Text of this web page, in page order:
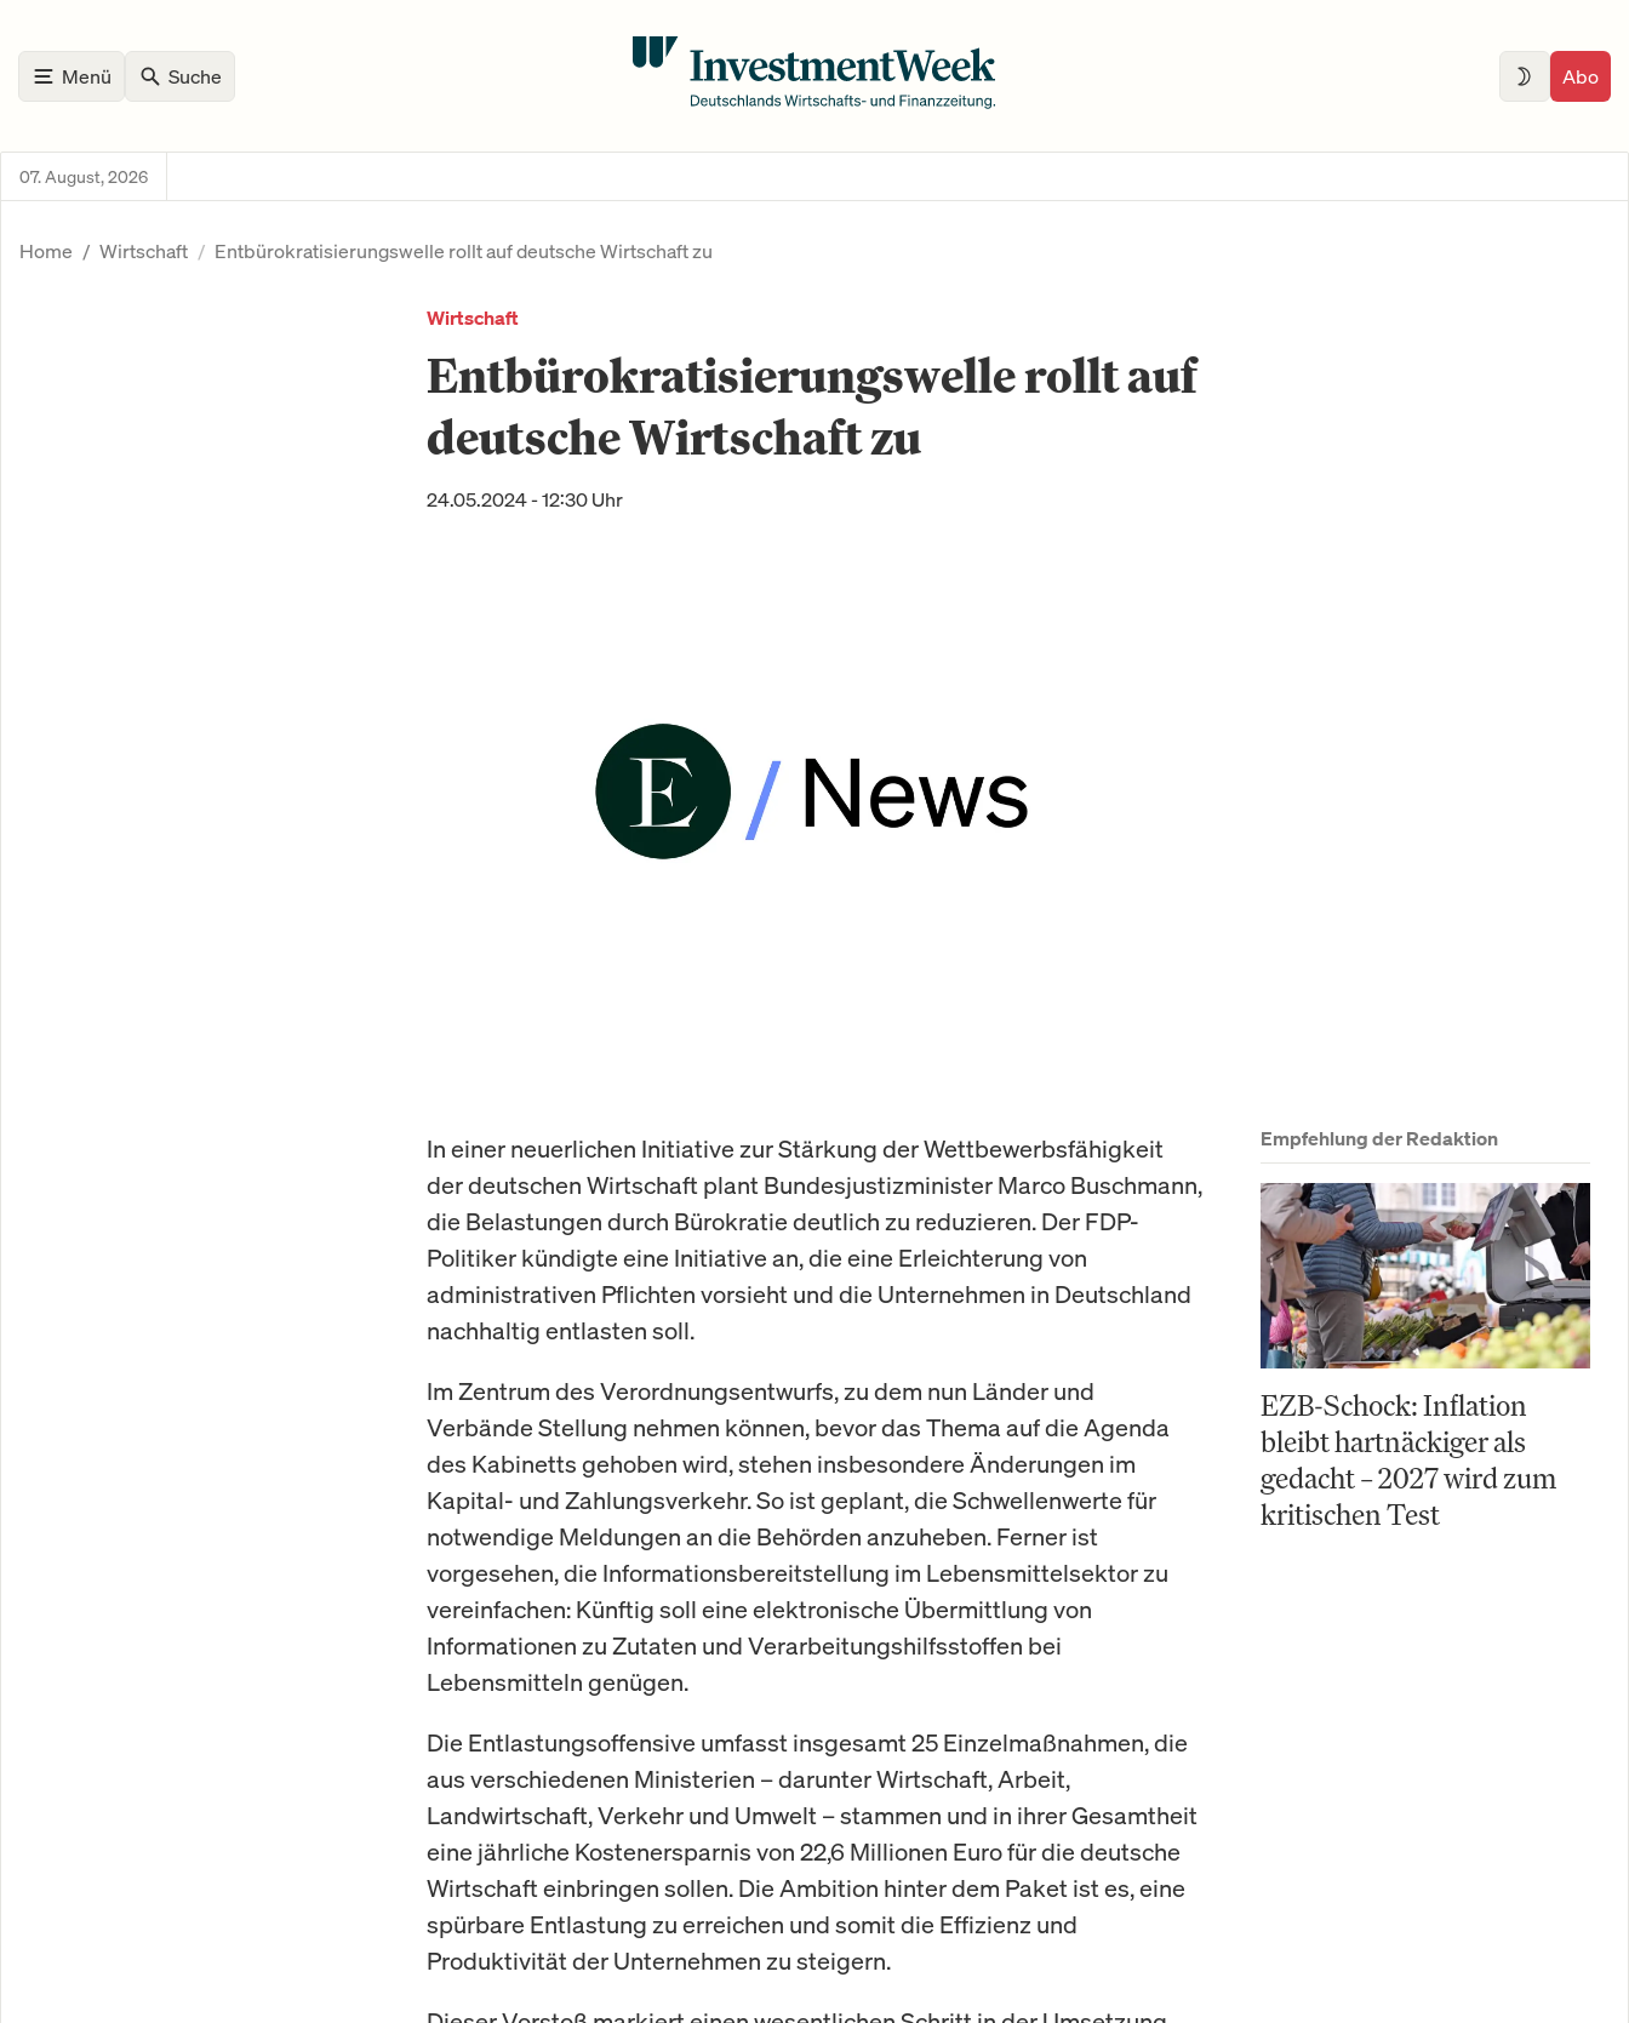
Menü Suche Abo
07. August, 2026
Home Wirtschaft Entbürokratisierungswelle rollt auf deutsche Wirtschaft zu
Wirtschaft
Entbürokratisierungswelle rollt auf
deutsche Wirtschaft zu
24.05.2024 - 12:30 Uhr
In einer neuerlichen Initiative zur Stärkung der Wettbewerbsfähigkeit
der deutschen Wirtschaft plant Bundesjustizminister Marco Buschmann,
die Belastungen durch Bürokratie deutlich zu reduzieren. Der FDP-
Politiker kündigte eine Initiative an, die eine Erleichterung von
administrativen Pflichten vorsieht und die Unternehmen in Deutschland
nachhaltig entlasten soll.
Im Zentrum des Verordnungsentwurfs, zu dem nun Länder und
Verbände Stellung nehmen können, bevor das Thema auf die Agenda
des Kabinetts gehoben wird, stehen insbesondere Änderungen im
Kapital- und Zahlungsverkehr. So ist geplant, die Schwellenwerte für
notwendige Meldungen an die Behörden anzuheben. Ferner ist
vorgesehen, die Informationsbereitstellung im Lebensmittelsektor zu
vereinfachen: Künftig soll eine elektronische Übermittlung von
Informationen zu Zutaten und Verarbeitungshilfsstoffen bei
Lebensmitteln genügen.
Die Entlastungsoffensive umfasst insgesamt 25 Einzelmaßnahmen, die
aus verschiedenen Ministerien – darunter Wirtschaft, Arbeit,
Landwirtschaft, Verkehr und Umwelt – stammen und in ihrer Gesamtheit
eine jährliche Kostenersparnis von 22,6 Millionen Euro für die deutsche
Wirtschaft einbringen sollen. Die Ambition hinter dem Paket ist es, eine
spürbare Entlastung zu erreichen und somit die Effizienz und
Produktivität der Unternehmen zu steigern.
Empfehlung der Redaktion
EZB-Schock: Inflation
bleibt hartnäckiger als
gedacht – 2027 wird zum
kritischen Test